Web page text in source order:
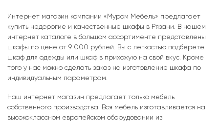
Интернет магазин компании «Муром Мебель» предлагает
купить недорогие и качественные шкафы в Рязани. В нашем
интернет каталоге в большом ассортименте представлены
шкафы по цене от 9 000 рублей. Вы с легкостью подберете
шкаф для одежды или шкаф в прихожую на свой вкус. Кроме
того у нас можно сделать заказ на изготовление шкафа по
индивидуальным параметрам.
Наш интернет магазин предлагает только мебель
собственного производства. Вся мебель изготавливается на
высококлассном европейском оборудовании из